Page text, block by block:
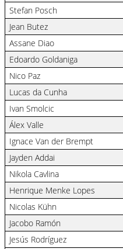
Stefan Posch
Jean Butez
Assane Diao
Edoardo Goldaniga
Nico Paz
Lucas da Cunha
Ivan Smolcic
Álex Valle
Ignace Van der Brempt
Jayden Addai
Nikola Cavlina
Henrique Menke Lopes
Nicolas Kühn
Jacobo Ramón
Jesús Rodríguez